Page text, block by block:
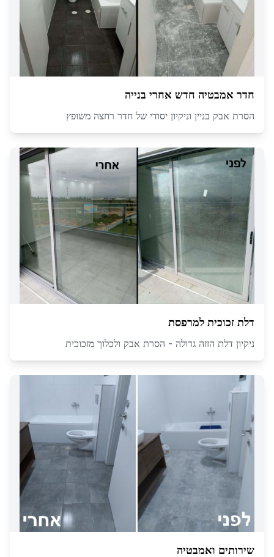
חדר אמבטיה חדש אחרי בנייה
הסרת אבק בניין וניקיון יסודי של חדר רחצה משופץ
דלת זכוכית למרפסת
ניקיון דלת הזזה גדולה - הסרת אבק ולכלוך מזכוכית
שירותים ואמבטיה